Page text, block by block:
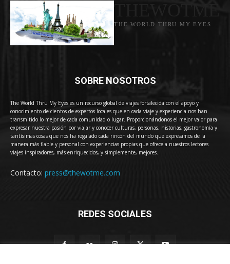
THE WORLD THRU MY EYES
SOBRE NOSOTROS
The World Thru My Eyes es un recurso global de viajes fortalecida con el apoyo y
conocimiento de cientos de expertos locales que en cada viaje y experiencia nos han
transmitido lo mejor de cada comunidad o lugar. Proporcionándonos el mejor valor para
expresar nuestra pasión por viajar y conocer culturas, personas, historias, gastronomía y
tantísimas cosas que nos ha regalado cada rincón del mundo que expresamos de la
manera más fiable y personal con experiencias propias que ofrece a nuestros lectores
viajes inspiradores, más enriquecidos, y simplemente, mejores.
Contacto: press@thewotme.com
REDES SOCIALES